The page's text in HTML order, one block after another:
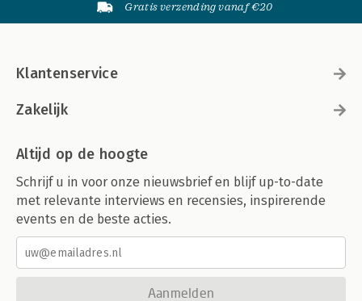
Gratis verzending vanaf €20
Klantenservice
Zakelijk
Altijd op de hoogte
Schrijf u in voor onze nieuwsbrief en blijf up-to-date
met relevante interviews en recensies, inspirerende
events en de beste acties.
Aanmelden